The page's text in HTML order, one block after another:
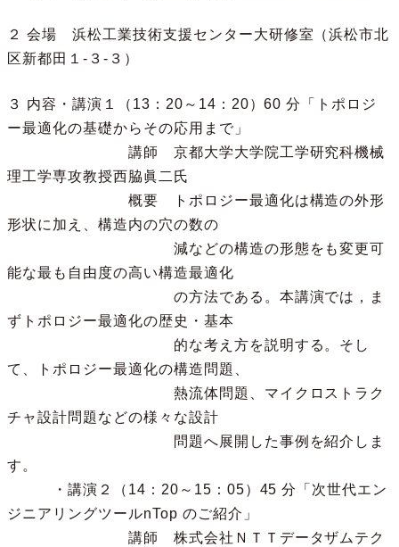
２ 会場 浜松工業技術支援センター大研修室（浜松市北
区新都田１-３-３）
３ 内容・講演１（13：20～14：20）60 分「トポロジ
ー最適化の基礎からその応用まで」
講師 京都大学大学院工学研究科機械
理工学専攻教授西脇眞二氏
概要 トポロジー最適化は構造の外形
形状に加え、構造内の穴の数の
減などの構造の形態をも変更可
能な最も自由度の高い構造最適化
の方法である。本講演では，ま
ずトポロジー最適化の歴史・基本
的な考え方を説明する。そし
て、トポロジー最適化の構造問題、
熱流体問題、マイクロストラク
チャ設計問題などの様々な設計
問題へ展開した事例を紹介しま
す。
・講演２（14：20～15：05）45 分「次世代エン
ジニアリングツールnTop のご紹介」
講師 株式会社ＮＴＴデータザムテク